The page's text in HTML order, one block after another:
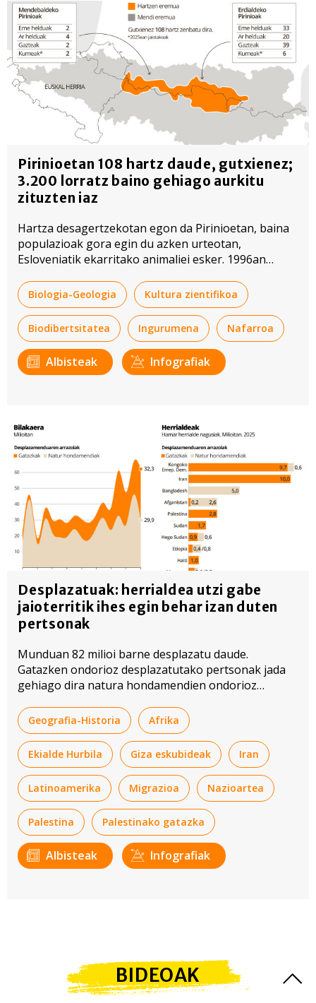
Pirinioetan 108 hartz daude, gutxienez;
3.200 lorratz baino gehiago aurkitu
zituzten iaz
Hartza desagertzekotan egon da Pirinioetan, baina
populazioak gora egin du azken urteotan,
Esloveniatik ekarritako animaliei esker. 1996an
Biologia-Geologia Kultura zientifikoa
Biodibertsitatea Ingurumena Nafarroa
Albisteak Infografiak
Desplazatuak: herrialdea utzi gabe
jaioterritik ihes egin behar izan duten
pertsonak
Munduan 82 milioi barne desplazatu daude.
Gatazken ondorioz desplazatutako pertsonak jada
gehiago dira natura hondamendien ondorioz
Geografia-Historia Afrika
Ekialde Hurbila Giza eskubideak Iran
Latinoamerika Migrazioa Nazioartea
Palestina Palestinako gatazka
Albisteak Infografiak
BIDEOAK